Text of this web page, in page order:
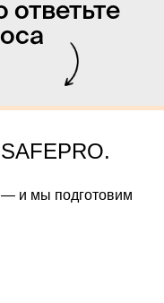
— и мы подготовим